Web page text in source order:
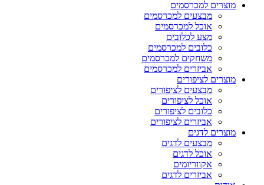
מוצרים למכרסמים
מבצעים למכרסמים
אוכל למכרסמים
מצע לכלובים
כלובים למכרסמים
משחקים למכרסמים
אביזרים למכרסמים
מוצרים לציפורים
מבצעים לציפורים
אוכל לציפורים
כלובים לציפורים
אביזרים לציפורים
מוצרים לדגים
מבצעים לדגים
אוכל לדגים
אקווריומים
אביזרים לדגים